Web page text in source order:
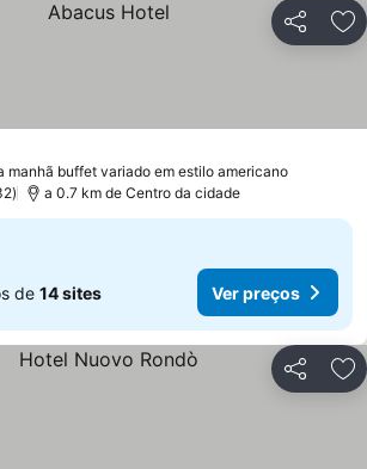
Partilhar
manhã buffet variado em estilo americano
a 0.7 km de Centro da cidade
de 14 sites Ver preços
Partilhar